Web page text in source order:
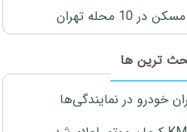
تهران
ترین ها